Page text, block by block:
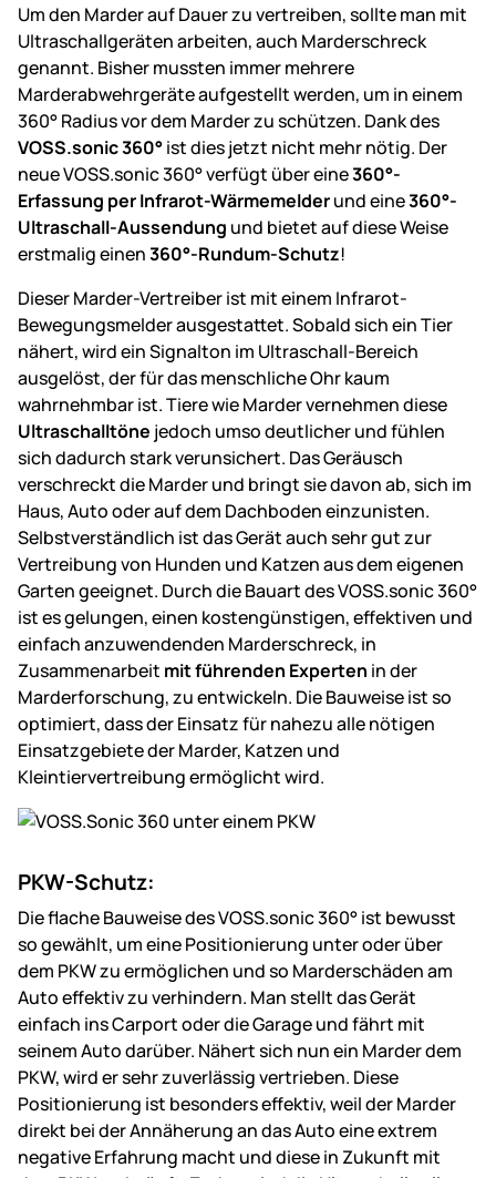
Um den Marder auf Dauer zu vertreiben, sollte man mit
Ultraschallgeräten arbeiten, auch Marderschreck
genannt. Bisher mussten immer mehrere
Marderabwehrgeräte aufgestellt werden, um in einem
360° Radius vor dem Marder zu schützen. Dank des
VOSS.sonic 360°ist dies jetzt nicht mehr nötig. Der
neue VOSS.sonic 360° verfügt über eine360°-
Erfassung per Infrarot-Wärmemelderund eine360°-
Ultraschall-Aussendung und bietet auf diese Weise
erstmalig einen360°-Rundum-Schutz!
Dieser Marder-Vertreiber ist mit einem Infrarot-
Bewegungsmelder ausgestattet. Sobald sich ein Tier
nähert, wird ein Signalton im Ultraschall-Bereich
ausgelöst, der für das menschliche Ohr kaum
wahrnehmbar ist. Tiere wie Marder vernehmen diese
Ultraschalltöne jedoch umso deutlicher und fühlen
sich dadurch stark verunsichert. Das Geräusch
verschreckt die Marder und bringt sie davon ab, sich im
Haus, Auto oder auf dem Dachboden einzunisten.
Selbstverständlich ist das Gerät auch sehr gut zur
Vertreibung von Hunden und Katzen aus dem eigenen
Garten geeignet. Durch die Bauart des VOSS.sonic 360°
ist es gelungen, einen kostengünstigen, effektiven und
einfach anzuwendenden Marderschreck, in
Zusammenarbeit mit führenden Experten in der
Marderforschung, zu entwickeln. Die Bauweise ist so
optimiert, dass der Einsatz für nahezu alle nötigen
Einsatzgebiete der Marder, Katzen und
Kleintiervertreibung ermöglicht wird.
PKW-Schutz:
Die flache Bauweise des VOSS.sonic 360° ist bewusst
so gewählt, um eine Positionierung unter oder über
dem PKW zu ermöglichen und so Marderschäden am
Auto effektiv zu verhindern. Man stellt das Gerät
einfach ins Carport oder die Garage und fährt mit
seinem Auto darüber. Nähert sich nun ein Marder dem
PKW, wird er sehr zuverlässig vertrieben. Diese
Positionierung ist besonders effektiv, weil der Marder
direkt bei der Annäherung an das Auto eine extrem
negative Erfahrung macht und diese in Zukunft mit